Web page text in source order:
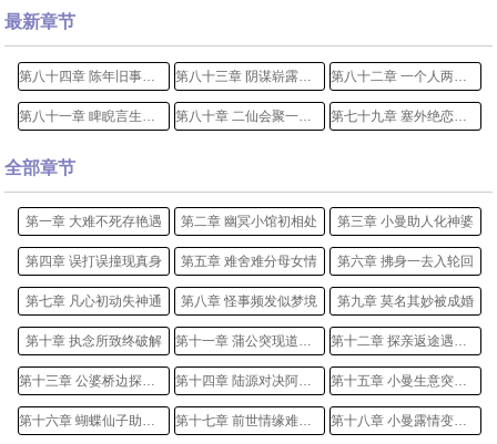
最新章节
第八十三章 阴谋崭露邀君否 第八十二章 一个人两个世界
第八十章 二仙会聚一品堂 第七十九章 塞外绝恋跨种族
全部章节
第一章 大难不死存艳遇 第二章 幽冥小馆初相处 第三章 小曼助人化神婆
第四章 误打误撞现真身 第五章 难舍难分母女情 第六章 拂身一去入轮回
第七章 凡心初动失神通 第八章 怪事频发似梦境 第九章 莫名其妙被成婚
第十章 执念所致终破解 第十一章 蒲公突现道原情 第十二章 探亲返途遇傀儡
第十三章 公婆桥边探究竟 第十四章 陆源对决阿吉也 第十五章 小曼生意突兴隆
第十六章 蝴蝶仙子助还阳 第十七章 前世情缘难再续 第十八章 小曼露情变醋缸